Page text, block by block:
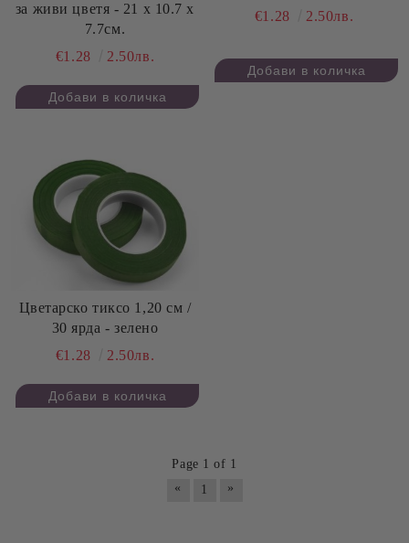
за живи цветя - 21 х 10.7 х
7.7см.
€1.28
2.50лв.
€1.28 2.50лв.
Цветарско тиксо 1,20 см /
30 ярда - зелено
€1.28
2.50лв.
Page 1 of 1
«
1 »